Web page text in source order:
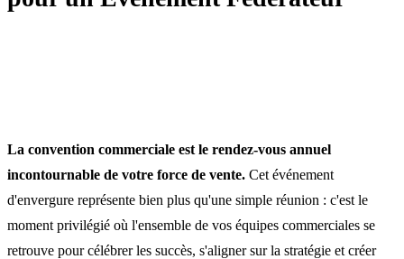
La convention commerciale est le rendez-vous annuel
incontournable de votre force de vente. Cet événement
d'envergure représente bien plus qu'une simple réunion : c'est le
moment privilégié où l'ensemble de vos équipes commerciales se
retrouve pour célébrer les succès, s'aligner sur la stratégie et créer